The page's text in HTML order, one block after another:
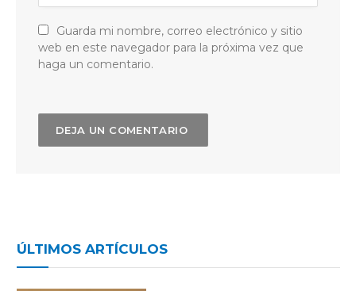
Guarda mi nombre, correo electrónico y sitio
web en este navegador para la próxima vez que
haga un comentario.
ÚLTIMOS ARTÍCULOS